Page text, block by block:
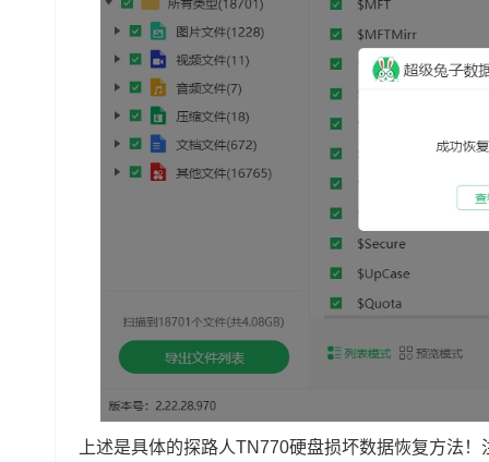
上述是具体的探路人TN770硬盘损坏数据恢复方法